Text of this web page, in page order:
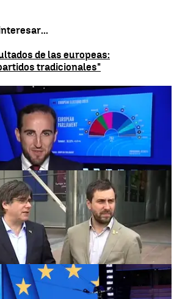
de las europeas:
tradicionales"
de las europeas: "Desplome de los
|
Análisis de los resultados de las europeas:
"Desplome de los partidos tradicionales"
de Junqueras, Puigdemont
su escaño en el Parlamento
de Junqueras, Puigdemont y Comín para
el Parlamento Europeo? |¿Cuáles son las
y Comín para ocupar su escaño
en el Parlamento Europeo?
en Europa: populares y
la mayoría absoluta por primera
Europa: populares y socialistas pierden la
mayoría absoluta por primera vez |EFE